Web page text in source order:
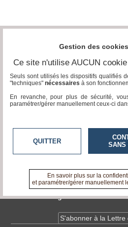
Médias
Blogs
Prémium
Inscription
pro
tvlocale.fr
Contactez-nous
A propos de tvlocale.fr
Devenir délégué
S'abonner à la Lettre
Gestion des cookies
Ce site n'utilise AUCUN
Seuls sont utilisés les dispositifs qualifiés
"techniques" nécessaires à son
En revanche, pour plus de sécurité,
paramétrer/gérer manuellement ceux-ci
QUITTER
SANS
En savoir plus sur la
et paramétrer/gérer manuellement